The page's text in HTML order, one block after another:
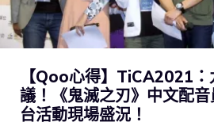
【Qoo心得】TiCA2021
議！《鬼滅之刃》中文配
台活動現場盛況！